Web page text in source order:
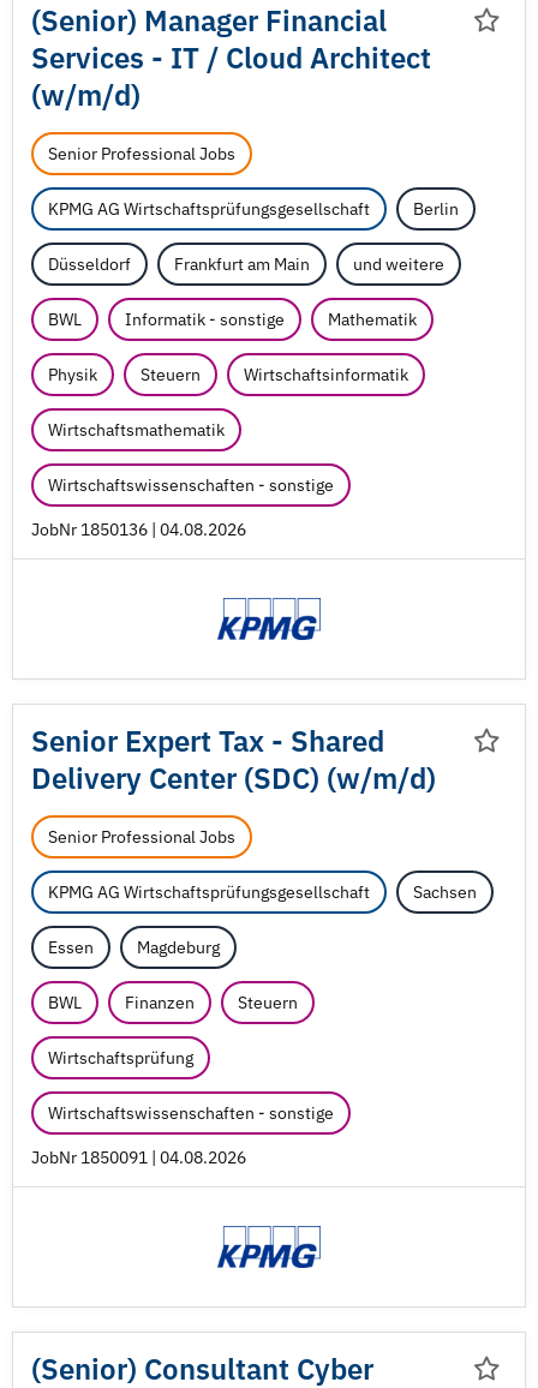
(Senior) Manager Financial
Services - IT / Cloud Architect
(w/m/d)
Senior Professional Jobs
KPMG AG Wirtschaftsprüfungsgesellschaft Berlin
Düsseldorf Frankfurt am Main und weitere
BWL Informatik - sonstige Mathematik
Physik Steuern Wirtschaftsinformatik
Wirtschaftsmathematik
Wirtschaftswissenschaften - sonstige
JobNr 1850136 | 04.08.2026
Senior Expert Tax - Shared
Delivery Center (SDC) (w/m/d)
Senior Professional Jobs
KPMG AG Wirtschaftsprüfungsgesellschaft Sachsen
Essen Magdeburg
BWL Finanzen Steuern
Wirtschaftsprüfung
Wirtschaftswissenschaften - sonstige
JobNr 1850091 | 04.08.2026
(Senior) Consultant Cyber